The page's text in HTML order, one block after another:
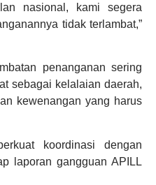
nasional, kami segera
tidak terlambat,”
penanganan sering
sebagai kelalaian daerah,
kewenangan yang harus
koordinasi dengan
laporan gangguan APILL